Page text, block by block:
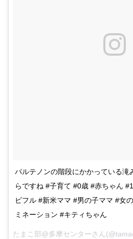
パルテノンの階段にかかっている滝
らですね #子育て #0歳 #赤ちゃん
ビフル #新米ママ #男の子ママ #女
ミネーション #キティちゃん